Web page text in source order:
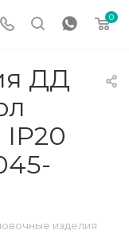
0
ДД
IP20
изделия